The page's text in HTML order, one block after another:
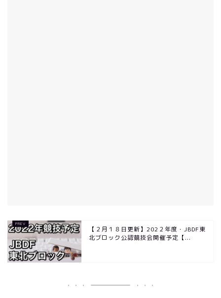
【２月１８日更新】202２年度・JBDF東
北ブロック公認競技会開催予定【...